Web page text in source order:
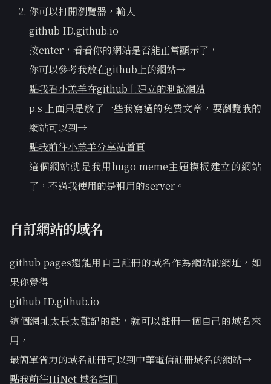
你可以打開瀏覽器，輸入
github ID.github.io
按enter，看看你的網站是否能正常顯示了，
你可以參考我放在github上的網站→
點我看小羔羊在github上建立的測試網站
p.s 上面只是放了一些我寫過的免費文章，要瀏覽我的
網站可以到→
點我前往小羔羊分享站首頁
這個網站就是我用hugo meme主題模板建立的網站
了，不過我使用的是租用的server。
自訂網站的域名
github pages還能用自己註冊的域名作為網站的網址，如
果你覺得
github ID.github.io
這個網址太長太難記的話，就可以註冊一個自己的域名來
用，
最簡單省力的域名註冊可以到中華電信註冊域名的網站→
點我前往HiNet 域名註冊